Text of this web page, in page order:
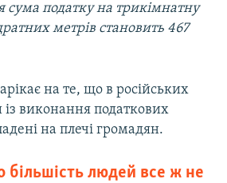
сума податку на трикімнатну
метрів становить 467
на те, що в російських
із виконання податкових
на плечі громадян.
людей все ж не